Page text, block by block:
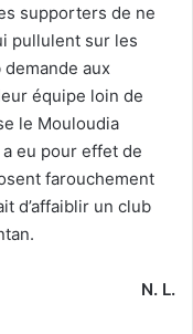
supporters de ne
pullulent sur les
aux
équipe loin de
le Mouloudia
a eu pour effet de
farouchement
d’affaiblir un club
N. L.